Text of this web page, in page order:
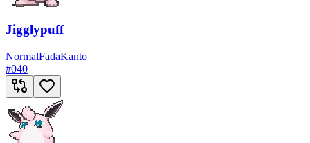
Jigglypuff
NormalFadaKanto
#040